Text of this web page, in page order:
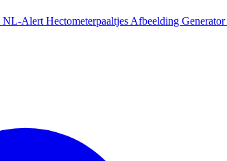
NL-Alert Hectometerpaaltjes Afbeelding Generator